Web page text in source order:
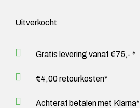
Uitverkocht
Gratis levering vanaf €75,- *
€4,00 retourkosten*
Achteraf betalen met Klarna*